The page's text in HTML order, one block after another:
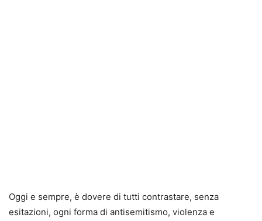
Oggi e sempre, è dovere di tutti contrastare, senza
esitazioni, ogni forma di antisemitismo, violenza e